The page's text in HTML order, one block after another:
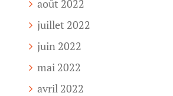
août 2022
juillet 2022
juin 2022
mai 2022
avril 2022